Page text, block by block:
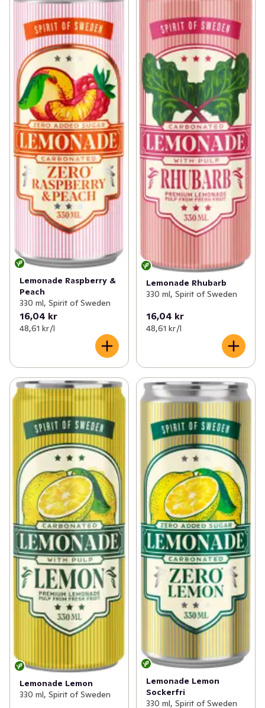
Lemonade Raspberry &
Peach
330 ml, Spirit of Sweden
16,04 kr
48,61 kr /l
Lemonade Rhubarb
330 ml, Spirit of Sweden
16,04 kr
48,61 kr /l
Lemonade Lemon
330 ml, Spirit of Sweden
Lemonade Lemon
Sockerfri
330 ml, Spirit of Sweden